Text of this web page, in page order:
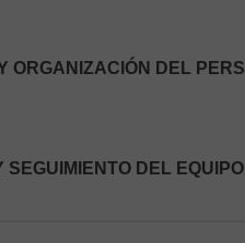
ORGANIZACIÓN DEL
DEL